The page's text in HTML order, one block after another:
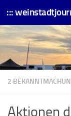
Skip to content
:::
2
Aktionen